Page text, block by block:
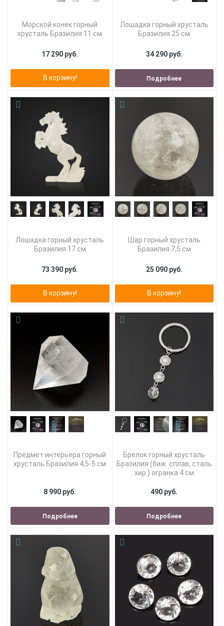
Морской конек горный
хрусталь Бразилия 11 см
17 290 руб.
В корзину!
Лошадка горный хрусталь
Бразилия 25 см
34 290 руб.
Подробнее
Лошадка горный хрусталь
Бразилия 17 см
73 390 руб.
В корзину!
Шар горный хрусталь
Бразилия 7,5 см
25 090 руб.
В корзину!
Предмет интерьера горный
хрусталь Бразилия 4,5-5 см
8 990 руб.
Подробнее
Брелок горный хрусталь
Бразилия (биж. сплав, сталь
хир.) огранка 4 см
490 руб.
Подробнее